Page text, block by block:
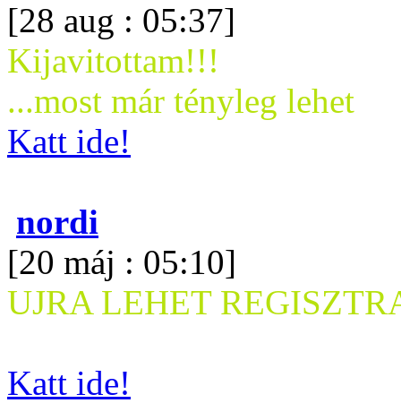
[28 aug : 05:37]
Kijavitottam!!!
...most már tényleg lehet
Katt ide!
nordi
[20 máj : 05:10]
UJRA LEHET
Katt ide!